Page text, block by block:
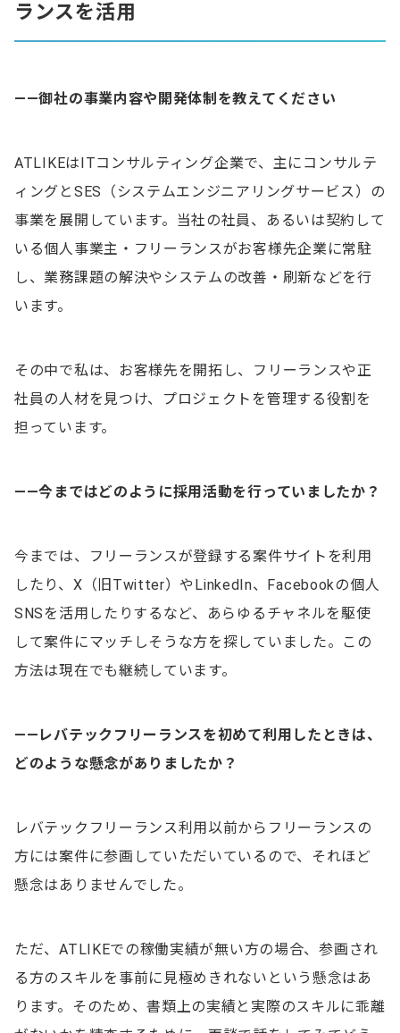
ランスを活用
——御社の事業内容や開発体制を教えてください
ATLIKEはITコンサルティング企業で、主にコンサルテ
ィングとSES（システムエンジニアリングサービス）の
事業を展開しています。当社の社員、あるいは契約して
いる個人事業主・フリーランスがお客様先企業に常駐
し、業務課題の解決やシステムの改善・刷新などを行
います。
その中で私は、お客様先を開拓し、フリーランスや正
社員の人材を見つけ、プロジェクトを管理する役割を
担っています。
——今まではどのように採用活動を行っていましたか？
今までは、フリーランスが登録する案件サイトを利用
したり、X（旧Twitter）やLinkedIn、Facebookの個人
SNSを活用したりするなど、あらゆるチャネルを駆使
して案件にマッチしそうな方を探していました。この
方法は現在でも継続しています。
——レバテックフリーランスを初めて利用したときは、
どのような懸念がありましたか？
レバテックフリーランス利用以前からフリーランスの
方には案件に参画していただいているので、それほど
懸念はありませんでした。
ただ、ATLIKEでの稼働実績が無い方の場合、参画され
る方のスキルを事前に見極めきれないという懸念はあ
ります。そのため、書類上の実績と実際のスキルに乖離